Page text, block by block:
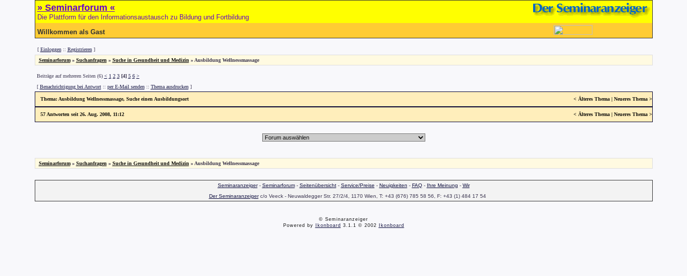
» Seminarforum «
Die Plattform für den Informationsaustausch zu Bildung und Fortbildung
Willkommen als Gast
[ Einloggen:: Registrieren]
Seminarforum» Suchanfragen » Suche in Gesundheit und Medizin » Ausbildung Wellnessmassage
Beiträge auf mehreren Seiten (6) < 1 2 3 [4] 5 6 >
[ Benachrichtigung bei Antwort:: per E-Mail senden:: Thema ausdrucken]
Thema: Ausbildung Wellnessmassage, Suche einen Ausbildungsort < Älteres Thema| Neueres Thema>
57 Antworten seit 26. Aug. 2008, 11:12 < Älteres Thema| Neueres Thema>
Seminarforum» Suchanfragen » Suche in Gesundheit und Medizin » Ausbildung Wellnessmassage
Seminaranzeiger- Seminarforum- Seitenübersicht- Service/Preise - Neuigkeiten - FAQ- Ihre Meinung - Wir
Der Seminaranzeigerc/o Veeck - Neuwaldegger Str. 27/2/4, 1170 Wien, T: +43 (676) 785 58 56, F: +43 (1) 484 17 54
© Seminaranzeiger
Powered by
Ikonboard 3.1.1 © 2002 Ikonboard